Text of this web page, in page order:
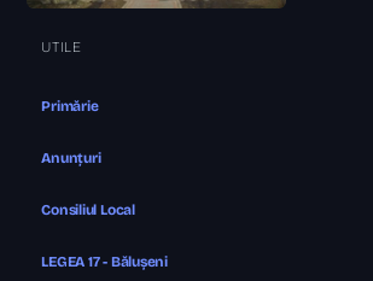
UTILE
Primărie
Anunțuri
Consiliul Local
LEGEA 17 - Bălușeni